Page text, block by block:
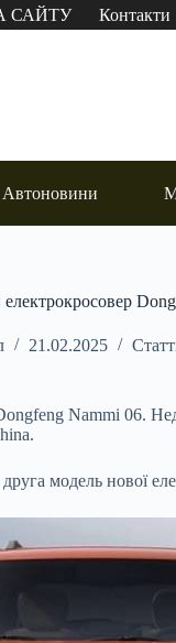
САЙТУ Контакти
Автоновини
21.02.2025
Nammi 06.
модель нової